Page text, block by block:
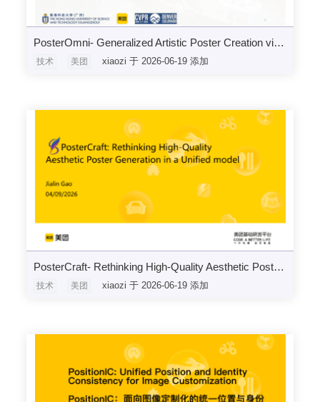
PosterOmni- Generalized Artistic Poster Creation via Task Distillation and Unified Reward Feedback
技术 美团 xiaozi 于 2026-06-19 添加
PosterCraft- Rethinking High-Quality Aesthetic Poster Generation in a Unified model
技术 美团 xiaozi 于 2026-06-19 添加